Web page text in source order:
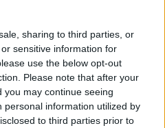
sharing to third parties, or
sensitive information for
use the below opt-out
Please note that after your
may continue seeing
personal information utilized by
to third parties prior to
pubblici
beneficiaria di 1 aiuto o
totale di 15.667 euro (2023–